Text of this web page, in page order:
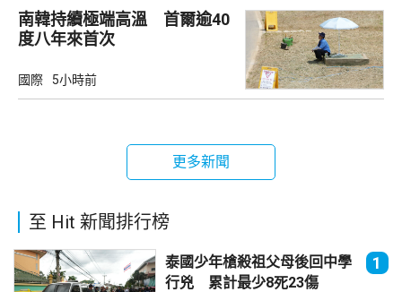
南韓持續極端高溫 首爾逾40
度八年來首次
國際 5小時前
更多新聞
至 Hit 新聞排行榜
泰國少年槍殺祖父母後回中學
行兇 累計最少8死23傷
1